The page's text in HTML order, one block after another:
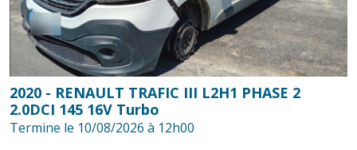
2020 - RENAULT TRAFIC III L2H1 PHASE 2
2.0DCI 145 16V Turbo
Termine le 10/08/2026 à 12h00